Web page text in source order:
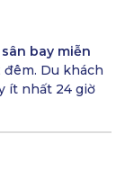
bay miễn
Du khách
ít nhất 24 giờ